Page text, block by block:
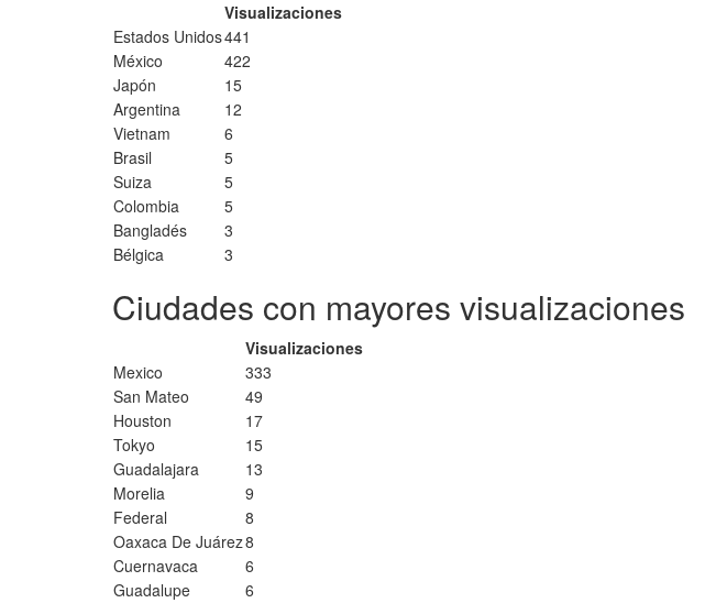
Visualizaciones
Estados Unidos441
México
422
Japón
15
Argentina
12
Vietnam
6
Brasil
5
Suiza
5
Colombia
5
Bangladés
3
Bélgica
3
Ciudades con mayores visualizaciones
Visualizaciones
Mexico
333
San Mateo
49
Houston
17
Tokyo
15
Guadalajara
13
Morelia
9
Federal
8
Oaxaca De Juárez8
Cuernavaca
6
Guadalupe
6